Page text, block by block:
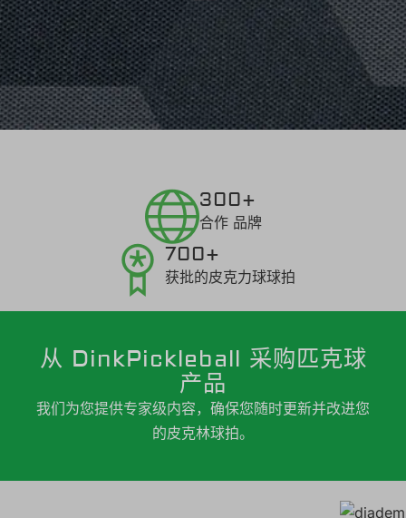
300+
合作 品牌
700+
获批的皮克力球球拍
从 DinkPickleball 采购匹克球
产品
我们为您提供专家级内容，确保您随时更新并改进您
的皮克林球拍。